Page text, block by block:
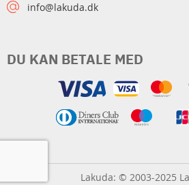
DU KAN BETALE MED
info@lakuda.dk
Lakuda: © 2003-2025